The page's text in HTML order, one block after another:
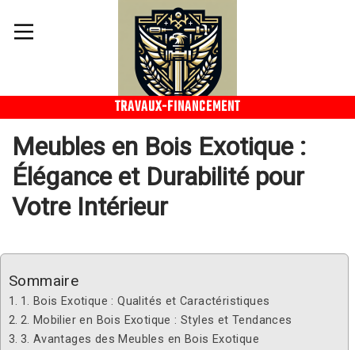
TRAVAUX-FINANCEMENT
Meubles en Bois Exotique :
Élégance et Durabilité pour
Votre Intérieur
Sommaire
1. Bois Exotique : Qualités et Caractéristiques
2. Mobilier en Bois Exotique : Styles et Tendances
3. Avantages des Meubles en Bois Exotique